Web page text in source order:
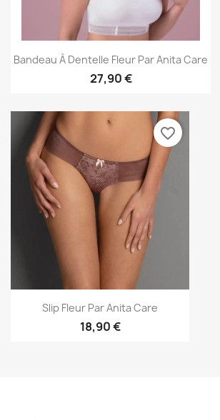
Bandeau À Dentelle Fleur Par Anita Care
27,90 €
Slip Fleur Par Anita Care
18,90 €
favorite_border